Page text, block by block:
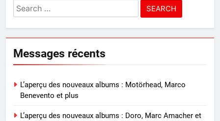
Search
for:
Messages récents
L’aperçu des nouveaux albums : Motörhead, Marco
Benevento et plus
L’aperçu des nouveaux albums : Doro, Marc Amacher et